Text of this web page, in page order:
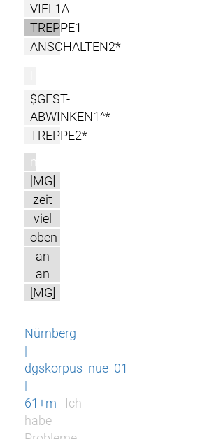
VIEL1A
TREPPE1
ANSCHALTEN2*
$GEST-
ABWINKEN1^*
TREPPE2*
m
[MG]
zeit
viel
oben
an
an
[MG]
Nürnberg
|
dgskorpus_nue_01
|
61+m
Ich
habe